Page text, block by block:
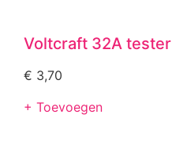
Voltcraft 32A tester
€ 3,70
+ Toevoegen